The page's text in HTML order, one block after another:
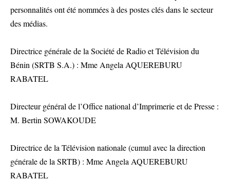
personnalités ont été nommées à des postes clés dans le secteur
des médias.
Directrice générale de la Société de Radio et Télévision du
Bénin (SRTB S.A.) : Mme Angela AQUEREBURU
RABATEL
Directeur général de l’Office national d’Imprimerie et de Presse :
M. Bertin SOWAKOUDE
Directrice de la Télévision nationale (cumul avec la direction
générale de la SRTB) : Mme Angela AQUEREBURU
RABATEL